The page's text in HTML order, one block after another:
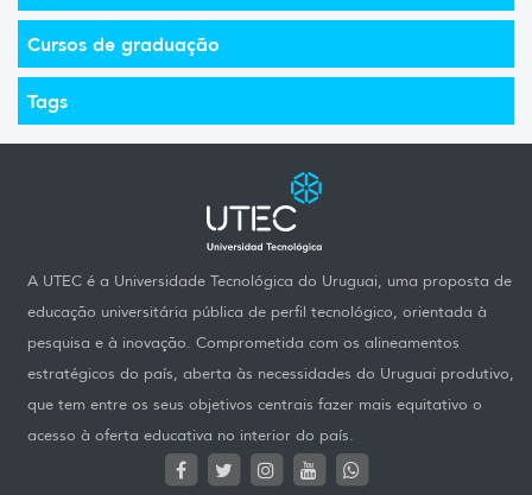
Cursos de graduação
Tags
A UTEC é a Universidade Tecnológica do Uruguai, uma proposta de
educação universitária pública de perfil tecnológico, orientada à
pesquisa e à inovação. Comprometida com os alineamentos
estratégicos do país, aberta às necessidades do Uruguai produtivo,
que tem entre os seus objetivos centrais fazer mais equitativo o
acesso à oferta educativa no interior do país.